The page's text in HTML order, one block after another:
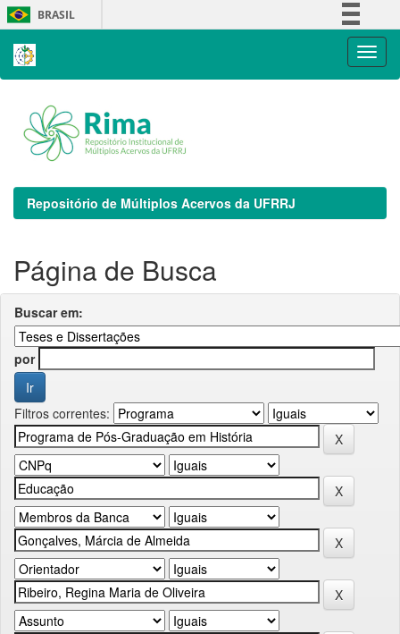
Skip
navigation
BRASIL
Repositório de Múltiplos Acervos da UFRRJ
Página de Busca
Buscar em:
por
Filtros correntes: